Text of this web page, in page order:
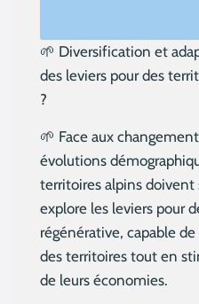
🌱 Diversification et
des leviers pour des
?
🌱 Face aux
évolutions
territoires alpins
explore les leviers pour
régénérative, capable
des territoires tout en
de leurs économies.